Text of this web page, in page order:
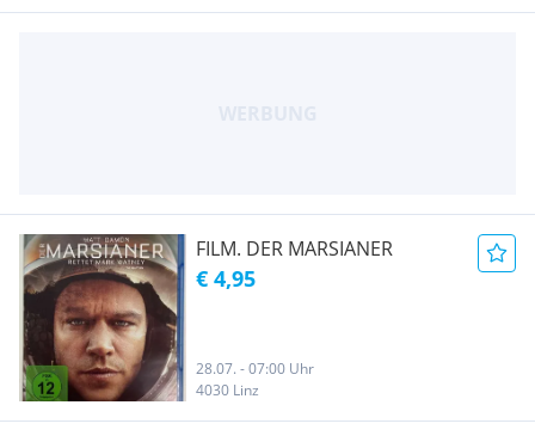
FILM. DER MARSIANER
€ 4,95
28.07. - 07:00 Uhr
4030 Linz